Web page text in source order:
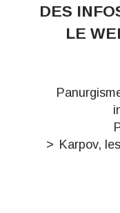
DES
LE
Karpov,